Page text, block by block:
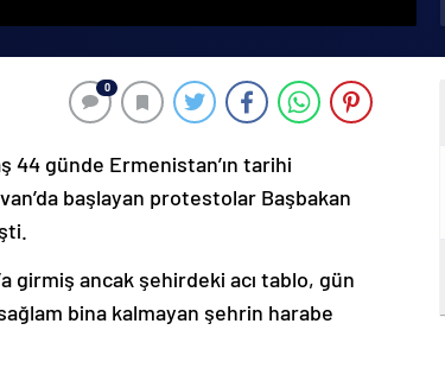
0
44 günde Ermenistan’ın tarihi
başlayan protestolar Başbakan
girmiş ancak şehirdeki acı tablo, gün
bina kalmayan şehrin harabe